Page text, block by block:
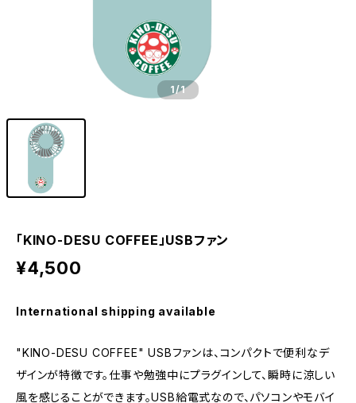
1/1
「KINO-DESU COFFEE」USBファン
¥4,500
International shipping available
"KINO-DESU COFFEE" USBファンは、コンパクトで便利なデ
ザインが特徴です。仕事や勉強中にプラグインして、瞬時に涼しい
風を感じることができます。USB給電式なので、パソコンやモバイ